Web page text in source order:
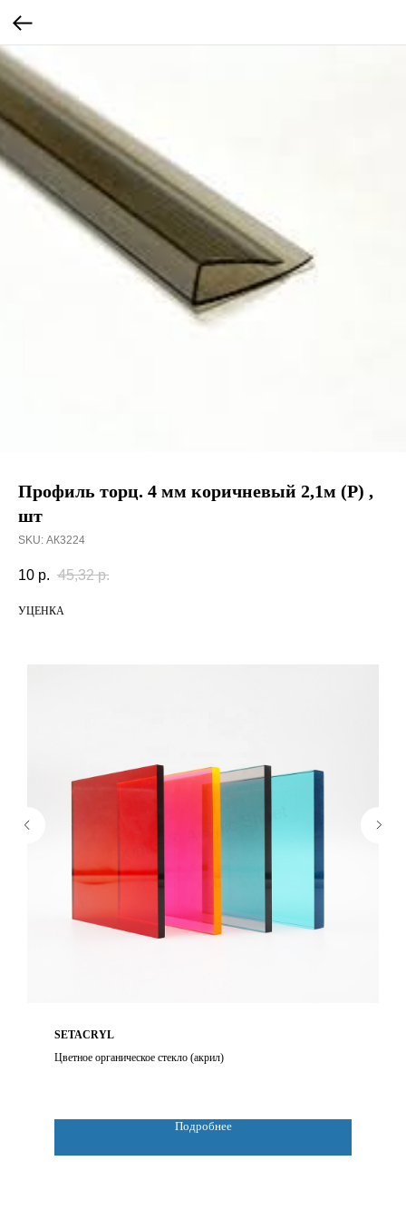
Профиль торц. 4 мм коричневый 2,1м (Р) ,
шт
SKU: АК3224
10 р. 45,32 р.
УЦЕНКА
SETACRYL
Цветное органическое стекло (акрил)
Подробнее